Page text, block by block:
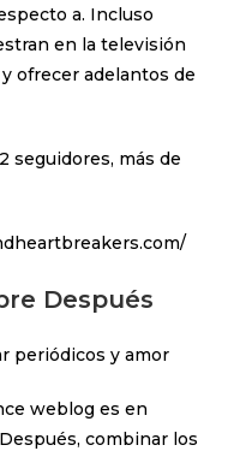
a. Incluso
en la televisión
ofrecer adelantos de
seguidores, más de
Después
periódicos y amor
weblog es en
combinar los